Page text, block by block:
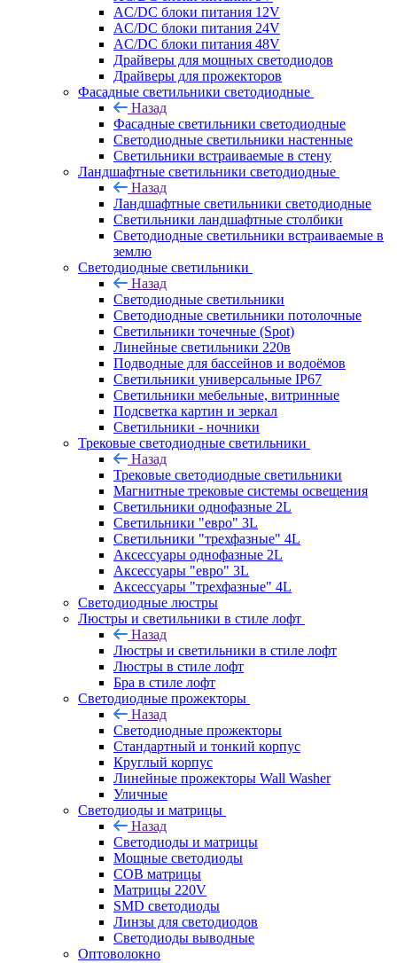
AC/DC блоки питания 12V
AC/DC блоки питания 24V
AC/DC блоки питания 48V
Драйверы для мощных светодиодов
Драйверы для прожекторов
Фасадные светильники светодиодные
Назад
Фасадные светильники светодиодные
Светодиодные светильники настенные
Светильники встраиваемые в стену
Ландшафтные светильники светодиодные
Назад
Ландшафтные светильники светодиодные
Светильники ландшафтные столбики
Светодиодные светильники встраиваемые в
землю
Светодиодные светильники
Назад
Светодиодные светильники
Светодиодные светильники потолочные
Светильники точечные (Spot)
Линейные светильники 220в
Подводные для бассейнов и водоёмов
Светильники универсальные IP67
Светильники мебельные, витринные
Подсветка картин и зеркал
Светильники - ночники
Трековые светодиодные светильники
Назад
Трековые светодиодные светильники
Магнитные трековые системы освещения
Светильники однофазные 2L
Светильники "евро" 3L
Светильники "трехфазные" 4L
Аксессуары однофазные 2L
Аксессуары "евро" 3L
Аксессуары "трехфазные" 4L
Светодиодные люстры
Люстры и светильники в стиле лофт
Назад
Люстры и светильники в стиле лофт
Люстры в стиле лофт
Бра в стиле лофт
Светодиодные прожекторы
Назад
Светодиодные прожекторы
Стандартный и тонкий корпус
Круглый корпус
Линейные прожекторы Wall Washer
Уличные
Светодиоды и матрицы
Назад
Светодиоды и матрицы
Мощные светодиоды
COB матрицы
Матрицы 220V
SMD светодиоды
Линзы для светодиодов
Светодиоды выводные
Оптоволокно